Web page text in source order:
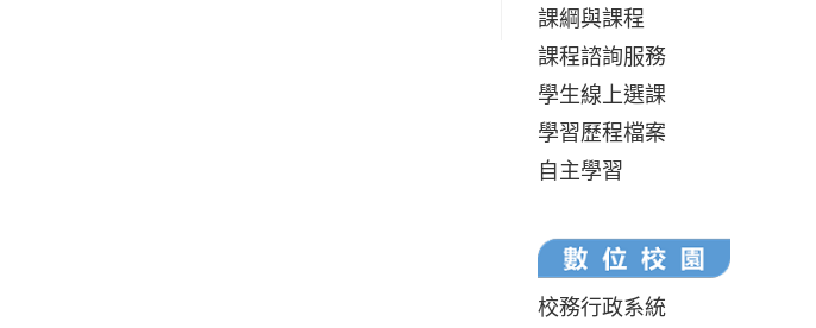
課綱與課程
課程諮詢服務
學生線上選課
學習歷程檔案
自主學習
校務行政系統